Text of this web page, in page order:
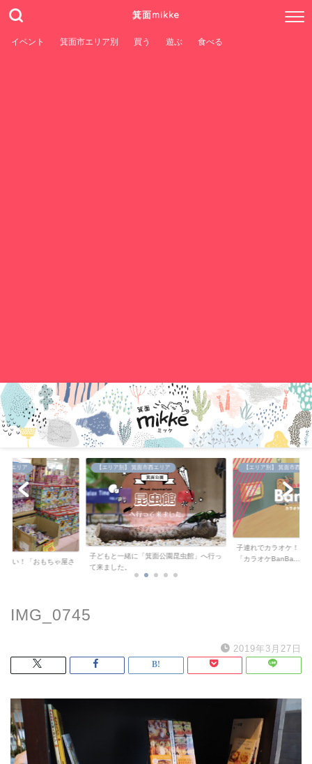
箕面mikke
イベント 箕面市エリア別 買う 遊ぶ 食べる
。
央エリア
安い！「おもちゃ屋さ
【エリア別】 箕面市西エリア
子どもと一緒に「箕面公園昆虫館」へ行っ
て来ました。
【エリア別】 箕面市西エ
子連れでカラオケ！キ
「カラオケBanBa...
IMG_0745
2019年3月27日